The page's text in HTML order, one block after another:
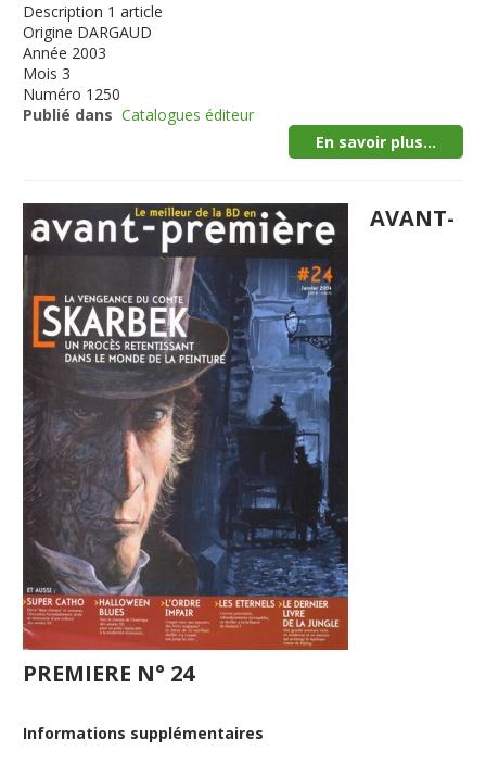
Description 1 article
Origine DARGAUD
Année 2003
Mois 3
Numéro 1250
Publié dans Catalogues éditeur
En savoir plus...
AVANT-
PREMIERE N° 24
Informations supplémentaires